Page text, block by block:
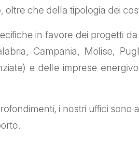
oltre che della tipologia dei
in favore dei progetti
Campania, Molise,
e delle imprese
i nostri uffici sono